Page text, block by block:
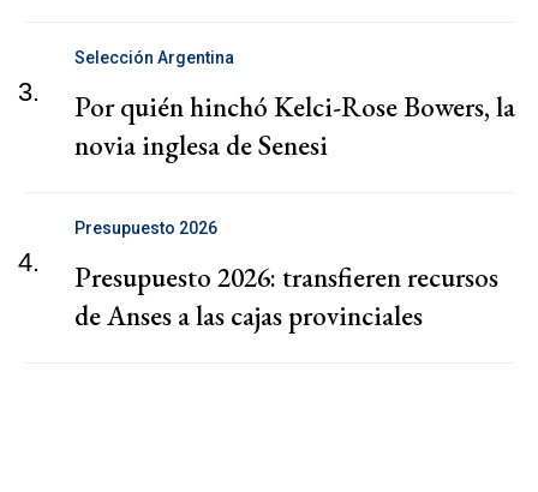
3.
Selección Argentina
Por quién hinchó Kelci-Rose Bowers, la
novia inglesa de Senesi
4.
Presupuesto 2026
Presupuesto 2026: transfieren recursos
de Anses a las cajas provinciales